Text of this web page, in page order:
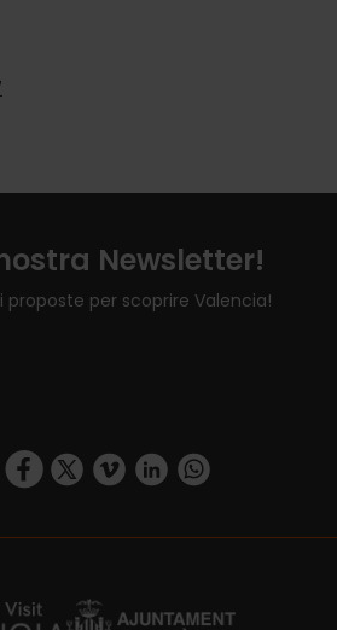
Newsletter!
proposte per scoprire Valencia!
visit_valencia/
www.youtube.com/user/
https://www.facebook.com/
https://twitter.com/VisitaValencia
https://vimeo.com/
https://www.linkedin.com/company/turismo-valencia/https://api.whatsapp.com/send/